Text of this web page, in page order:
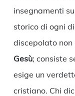
insegnamenti
storico di ogni
discepolato non
Gesù; consiste
esige un
cristiano. Chi